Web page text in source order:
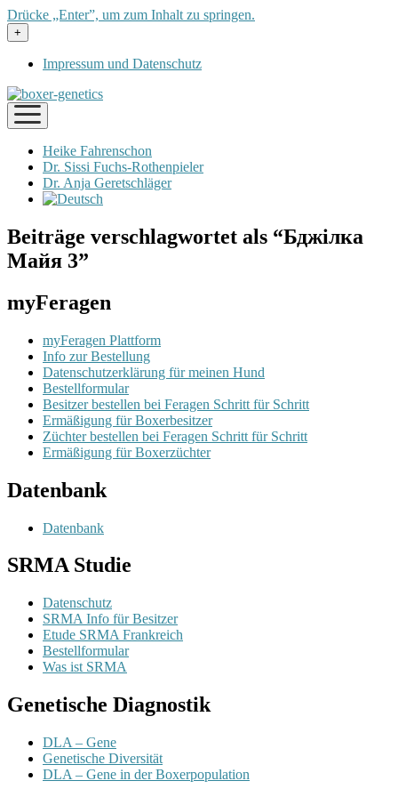
Drücke „Enter”, um zum Inhalt zu springen.
Menü
öffnen
+
Impressum und Datenschutz
Menü
öffnen
Heike Fahrenschon
Dr. Sissi Fuchs-Rothenpieler
Dr. Anja Geretschläger
Beiträge verschlagwortet als “Бджілка
Майя 3”
myFeragen
myFeragen Plattform
Info zur Bestellung
Datenschutzerklärung für meinen Hund
Bestellformular
Besitzer bestellen bei Feragen Schritt für Schritt
Ermäßigung für Boxerbesitzer
Züchter bestellen bei Feragen Schritt für Schritt
Ermäßigung für Boxerzüchter
Datenbank
Datenbank
SRMA Studie
Datenschutz
SRMA Info für Besitzer
Etude SRMA Frankreich
Bestellformular
Was ist SRMA
Genetische Diagnostik
DLA – Gene
Genetische Diversität
DLA – Gene in der Boxerpopulation